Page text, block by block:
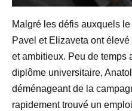
Malgré les défis auxquels
Pavel et Elizaveta ont
et ambitieux. Peu de temps
diplôme universitaire,
déménageant de la
rapidement trouvé un